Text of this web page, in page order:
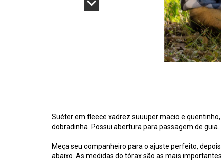
Suéter em fleece xadrez suuuper macio e
dobradinha. Possui abertura para passagem de guia.
Meça seu companheiro para o ajuste perfeito,
abaixo. As medidas do tórax são as mais